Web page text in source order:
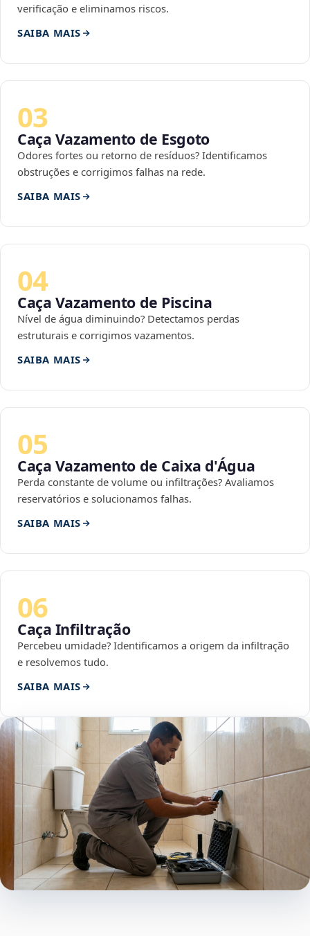
verificação e eliminamos riscos.
SAIBA MAIS
03
Caça Vazamento de Esgoto
Odores fortes ou retorno de resíduos? Identificamos
obstruções e corrigimos falhas na rede.
SAIBA MAIS
04
Caça Vazamento de Piscina
Nível de água diminuindo? Detectamos perdas
estruturais e corrigimos vazamentos.
SAIBA MAIS
05
Caça Vazamento de Caixa d'Água
Perda constante de volume ou infiltrações? Avaliamos
reservatórios e solucionamos falhas.
SAIBA MAIS
06
Caça Infiltração
Percebeu umidade? Identificamos a origem da infiltração
e resolvemos tudo.
SAIBA MAIS